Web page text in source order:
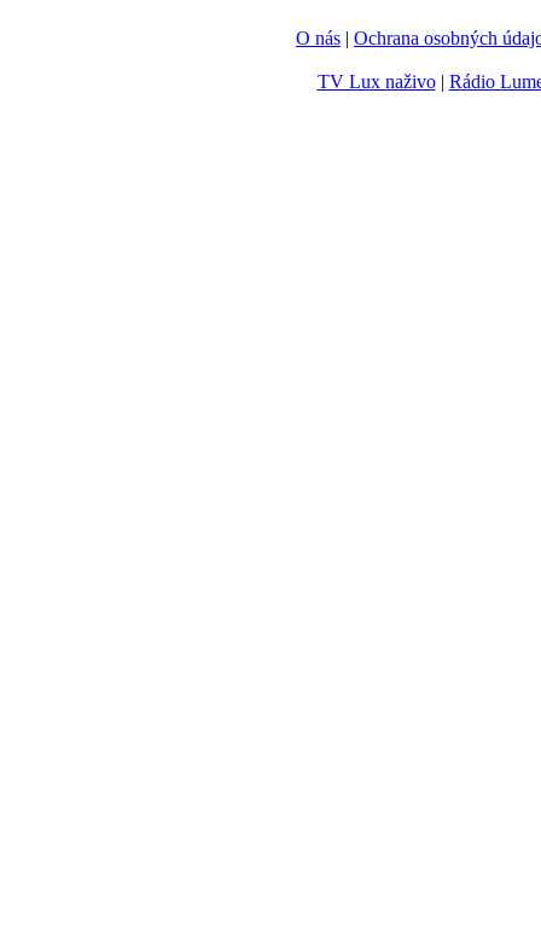
O nás | Ochrana osobných
TV Lux naživo| Rádio